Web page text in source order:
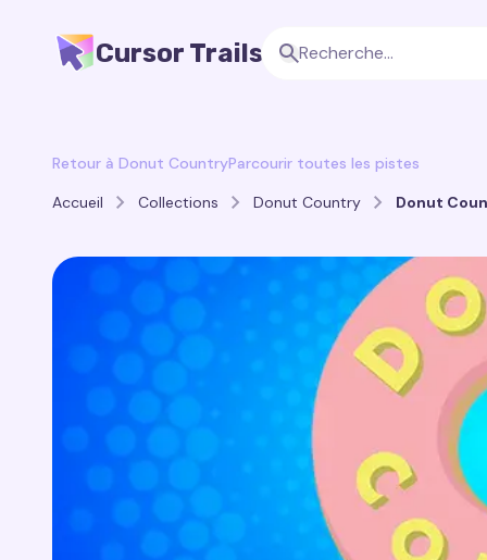
Cursor Trails
Retour à Donut CountryParcourir toutes les pistes
Accueil
Collections Donut Country Donut